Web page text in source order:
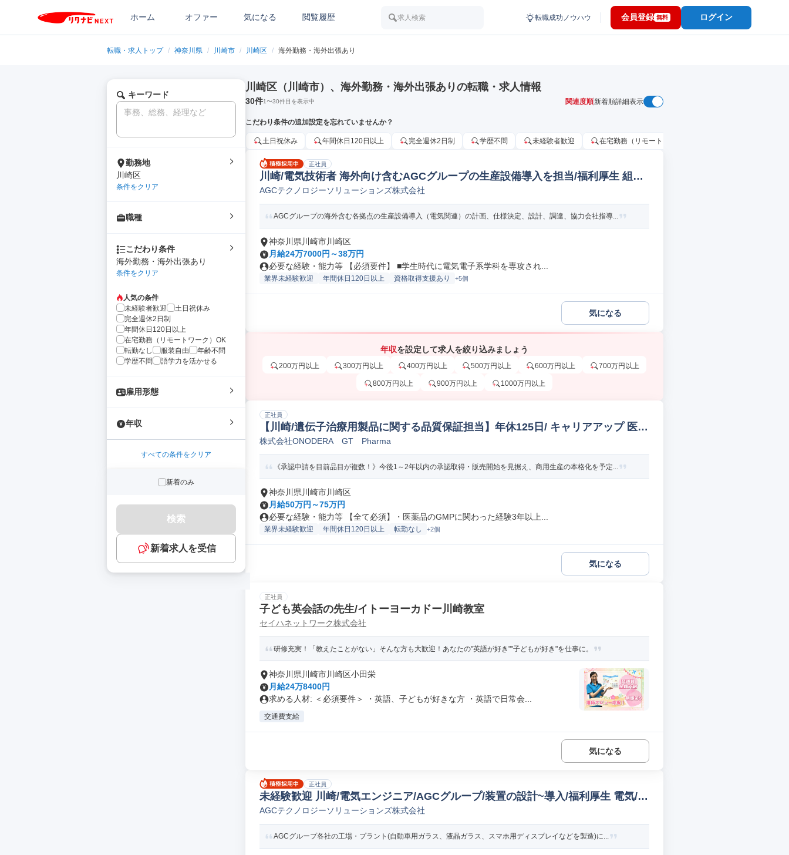
ホーム オファー 気になる 閲覧履歴 求人検索 転職成功ノウハウ 会員登録 無料 ログイン
転職・求人トップ / 神奈川県 / 川崎市 / 川崎区 / 海外勤務・海外出張あり
キーワード
勤務地
川崎区
条件をクリア
職種
こだわり条件
海外勤務・海外出張あり
条件をクリア
人気の条件
未経験者歓迎
土日祝休み
完全週休2日制
年間休日120日以上
在宅勤務（リモートワーク）OK
転勤なし
服装自由
年齢不問
学歴不問
語学力を活かせる
雇用形態
年収
すべての条件をクリア
新着のみ
検索
新着求人を受信
川崎区（川崎市）、海外勤務・海外出張ありの転職・求人情報
30件1〜30件目を表示中 関連度順新着順詳細表示
こだわり条件の追加設定を忘れていませんか？
土日祝休み 年間休日120日以上 完全週休2日制 学歴不問 未経験者歓迎 在宅勤務（リモートワーク）OK
正社員
川崎/電気技術者 海外向け含むAGCグループの生産設備導入を担当/福利厚生 組込/
制御設計/開発(PLC/ラダー/シーケンス制御)
AGCテクノロジーソリューションズ株式会社
AGCグループの海外含む各拠点の生産設備導入（電気関連）の計画、仕様決定、設計、調達、協力会社指導...
神奈川県川崎市川崎区
月給24万7000円～38万円
必要な経験・能力等 【必須要件】 ■学生時代に電気電子系学科を専攻され...
業界未経験歓迎 年間休日120日以上 資格取得支援あり +5個
気になる
年収を設定して求人を絞り込みましょう
200万円以上 300万円以上 400万円以上 500万円以上 600万円以上 700万円以上
800万円以上 900万円以上 1000万円以上
正社員
【川崎/遺伝子治療用製品に関する品質保証担当】年休125日/ キャリアアップ 医薬
品品質保証
株式会社ONODERA GT Pharma
《承認申請を目前品目が複数！》今後1～2年以内の承認取得・販売開始を見据え、商用生産の本格化を予定...
神奈川県川崎市川崎区
月給50万円～75万円
必要な経験・能力等 【全て必須】・医薬品のGMPに関わった経験3年以上...
業界未経験歓迎 年間休日120日以上 転勤なし +2個
気になる
正社員
子ども英会話の先生/イトーヨーカドー川崎教室
セイハネットワーク株式会社
研修充実！「教えたことがない」そんな方も大歓迎！あなたの"英語が好き""子どもが好き"を仕事に。
神奈川県川崎市川崎区小田栄
月給24万8400円
求める人材: ＜必須要件＞ ・英語、子どもが好きな方 ・英語で日常会...
交通費支給
気になる
正社員
未経験歓迎 川崎/電気エンジニア/AGCグループ/装置の設計~導入/福利厚生 電気/電
子デバイス設計
AGCテクノロジーソリューションズ株式会社
AGCグループ各社の工場・プラント(自動車用ガラス、液晶ガラス、スマホ用ディスプレイなどを製造)に...